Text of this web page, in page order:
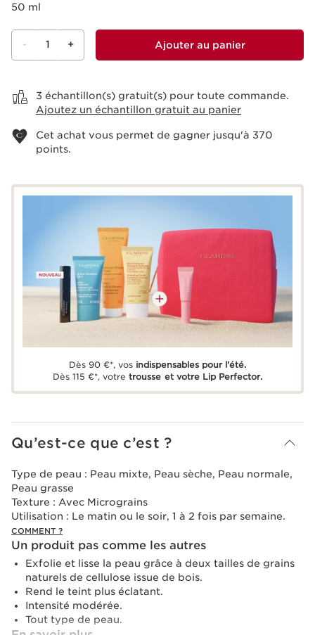
50 ml
- 1 + Ajouter au panier
3 échantillon(s) gratuit(s) pour toute commande.
Ajoutez un échantillon gratuit au panier
Cet achat vous permet de gagner jusqu'à 370
points.
Dès 90 €*, vos indispensables pour l'été.
Dès 115 €*, votre trousse et votre Lip Perfector.
Qu’est-ce que c’est ?
Type de peau : Peau mixte, Peau sèche, Peau normale,
Peau grasse
Texture : Avec Micrograins
Utilisation : Le matin ou le soir, 1 à 2 fois par semaine.
COMMENT ?
Un produit pas comme les autres
Exfolie et lisse la peau grâce à deux tailles de grains
naturels de cellulose issue de bois.
Rend le teint plus éclatant.
Intensité modérée.
Tout type de peau.